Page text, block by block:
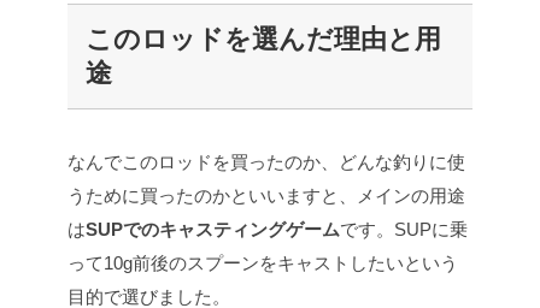
このロッドを選んだ理由と用
途
なんでこのロッドを買ったのか、どんな釣りに使
うために買ったのかといいますと、メインの用途
はSUPでのキャスティングゲームです。SUPに乗
って10g前後のスプーンをキャストしたいという
目的で選びました。